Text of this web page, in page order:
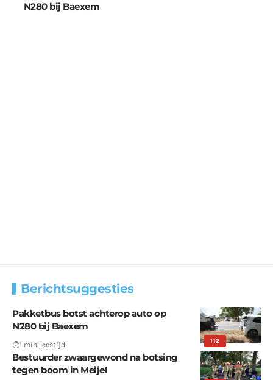
N280 bij Baexem
Berichtsuggesties
112
Pakketbus botst achterop auto op
N280 bij Baexem
1 min. leestijd
Bestuurder zwaargewond na botsing
tegen boom in Meijel